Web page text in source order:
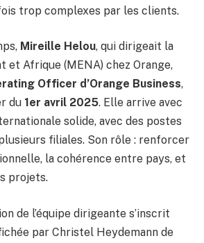
trop complexes par les clients.
Mireille Helou, qui dirigeait la
et Afrique (MENA) chez Orange,
Officer d’Orange Business,
du 1er avril 2025. Elle arrive avec
solide, avec des postes
filiales. Son rôle : renforcer
la cohérence entre pays, et
projets.
de l’équipe dirigeante s’inscrit
par Christel Heydemann de